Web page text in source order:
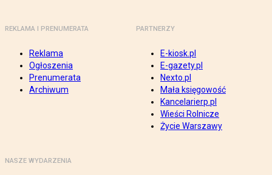
REKLAMA I PRENUMERATA
Reklama
Ogłoszenia
Prenumerata
Archiwum
PARTNERZY
E-kiosk.pl
E-gazety.pl
Nexto.pl
Mała księgowość
Kancelarierp.pl
Wieści Rolnicze
Życie Warszawy
NASZE WYDARZENIA